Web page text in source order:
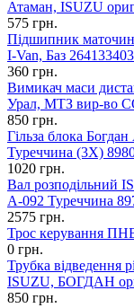
Атаман, ISUZU
575 грн.
Підшипник
I-Van, Баз
360 грн.
Вимикач маси
Урал, МТЗ вир-во
850 грн.
Гільза блока
Туреччина (3X)
1020 грн.
Вал розподільний
А-092 Туреччина
2575 грн.
Трос керування
0 грн.
Трубка відведення
ISUZU, БОГДАН
850 грн.